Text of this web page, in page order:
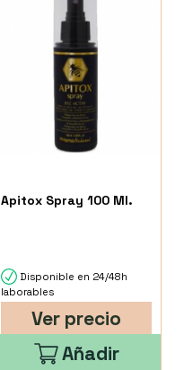
Apitox Spray 100 Ml.
Disponible en 24/48h
laborables
Ver precio
Añadir